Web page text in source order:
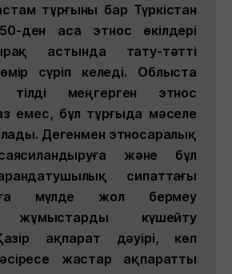
тұрғыны бар Түркістан
ден аса этнос өкілдері
астында тату-тәтті
сүріп келеді. Облыста
тілді меңгерген этнос
емес, бұл тұрғыда мәселе
Дегенмен этносаралық
және бұл
сипаттағы
мүлде жол бермеу
жұмыстарды күшейту
ақпарат дәуірі, көп
жастар ақпаратты